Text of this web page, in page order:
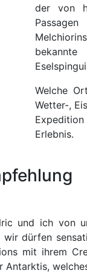
der von
Welche
Wetter-,
Erlebnis.
und ich von
dürfen
mit ihrem
Antarktis,